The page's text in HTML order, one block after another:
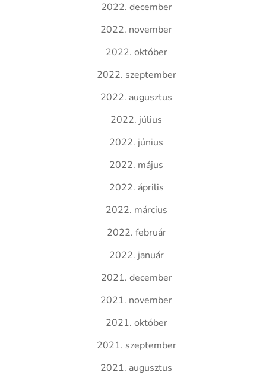
2022. december
2022. november
2022. október
2022. szeptember
2022. augusztus
2022. július
2022. június
2022. május
2022. április
2022. március
2022. február
2022. január
2021. december
2021. november
2021. október
2021. szeptember
2021. augusztus